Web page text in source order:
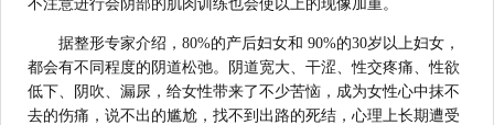
不注意进行会阴部的肌肉训练也会使以上的现像加重。
据整形专家介绍，80%的产后妇女和 90%的30岁以上妇女，
都会有不同程度的阴道松弛。阴道宽大、干涩、性交疼痛、性欲
低下、阴吹、漏尿，给女性带来了不少苦恼，成为女性心中抹不
去的伤痛，说不出的尴尬，找不到出路的死结，心理上长期遭受